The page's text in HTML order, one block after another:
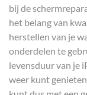
bij de
het belang van
herstellen van je
onderdelen te
levensduur van je
weer kunt